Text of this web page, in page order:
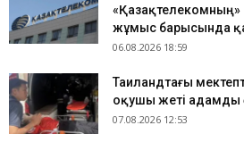
«Қазақтелекомның»
жұмыс барысында
06.08.2026 18:59
Таиландтағы
оқушы жеті адамды
07.08.2026 12:53